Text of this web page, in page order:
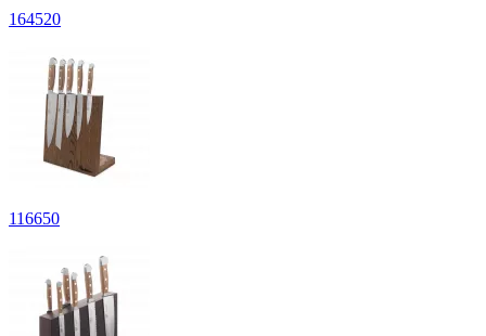
164520
116650